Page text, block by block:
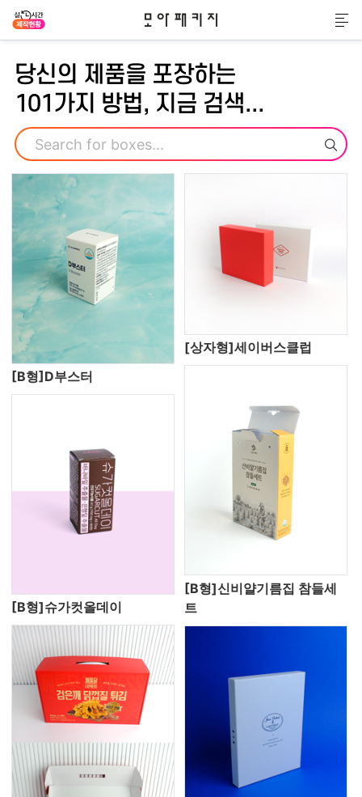
모아패키지
메
당신의 제품을 포장하는
101가지 방법, 지금 검색...
검색
[B형]D부스터
[상자형]세이버스클럽
[B형]슈가컷올데이
[B형]신비얄기름집 참들세
트